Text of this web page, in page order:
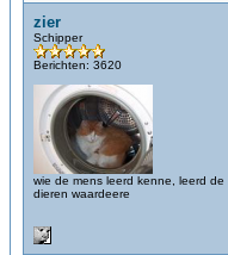
zier
Schipper
Berichten: 3620
wie de mens leerd kenne, leerd de
dieren waardeere